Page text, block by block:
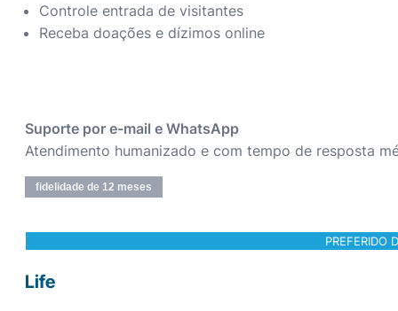
Controle entrada de visitantes
Receba doações e dízimos online
Suporte por e-mail e WhatsApp
Atendimento humanizado e com tempo de resposta
fidelidade de 12 meses
PREFERIDO
Life